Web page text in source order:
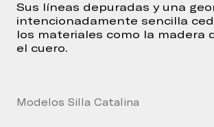
Sus líneas depuradas y una
intencionadamente sencilla
los materiales como la madera
el cuero.
Modelos Silla Catalina